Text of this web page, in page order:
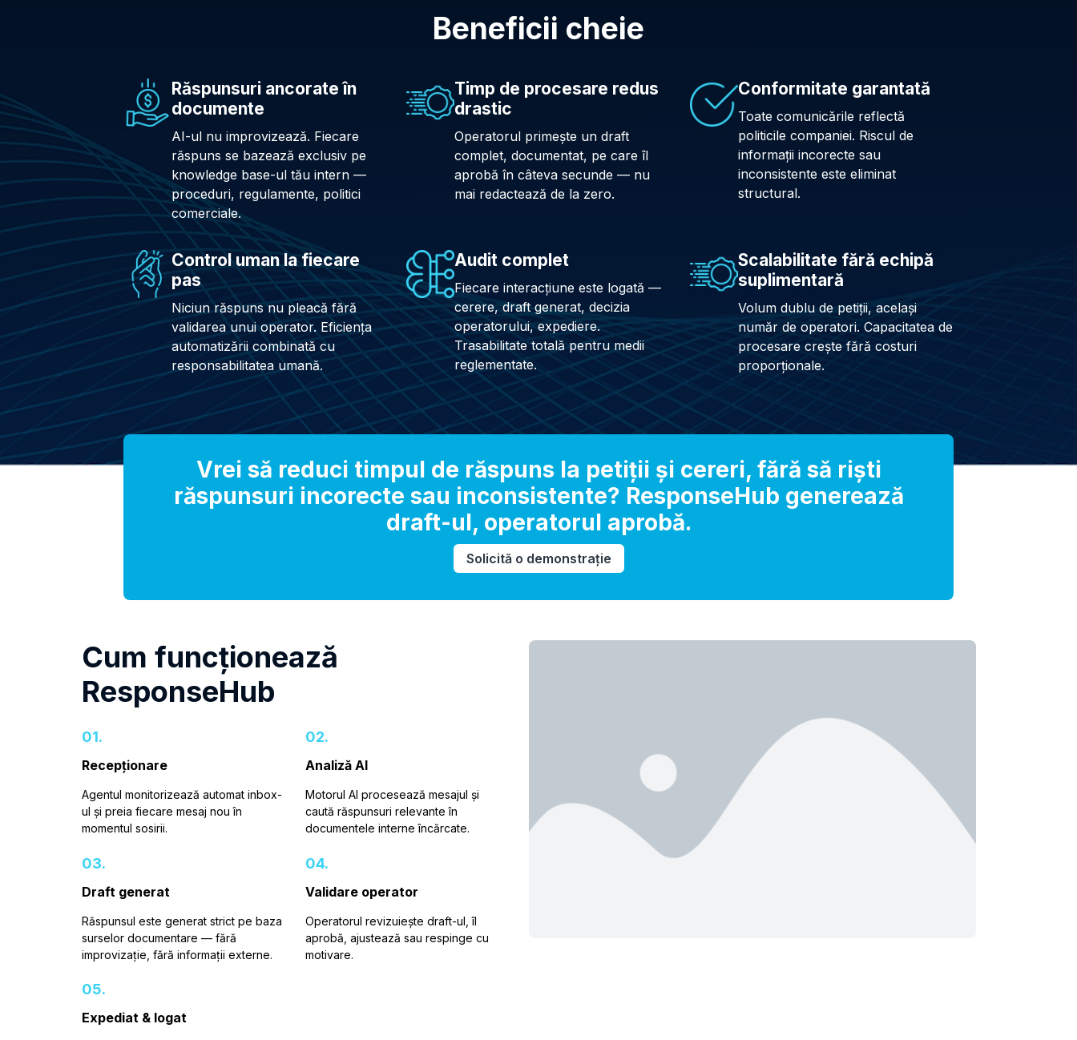
Beneficii cheie
Răspunsuri ancorate în
documente
AI-ul nu improvizează. Fiecare
răspuns se bazează exclusiv pe
knowledge base-ul tău intern —
proceduri, regulamente, politici
comerciale.
Timp de procesare redus
drastic
Operatorul primește un draft
complet, documentat, pe care îl
aprobă în câteva secunde — nu
mai redactează de la zero.
Conformitate garantată
Toate comunicările reflectă
politicile companiei. Riscul de
informații incorecte sau
inconsistente este eliminat
structural.
Control uman la fiecare
pas
Niciun răspuns nu pleacă fără
validarea unui operator. Eficiența
automatizării combinată cu
responsabilitatea umană.
Audit complet
Fiecare interacțiune este logată —
cerere, draft generat, decizia
operatorului, expediere.
Trasabilitate totală pentru medii
reglementate.
Scalabilitate fără echipă
suplimentară
Volum dublu de petiții, același
număr de operatori. Capacitatea de
procesare crește fără costuri
proporționale.
Vrei să reduci timpul de răspuns la petiții și cereri, fără să riști
răspunsuri incorecte sau inconsistente? ResponseHub generează
draft-ul, operatorul aprobă.
Solicită o demonstrație
Cum funcționează
ResponseHub
01.
Recepționare
Agentul monitorizează automat inbox-
ul și preia fiecare mesaj nou în
momentul sosirii.
02.
Analiză AI
Motorul AI procesează mesajul și
caută răspunsuri relevante în
documentele interne încărcate.
03.
Draft generat
Răspunsul este generat strict pe baza
surselor documentare — fără
improvizație, fără informații externe.
04.
Validare operator
Operatorul revizuiește draft-ul, îl
aprobă, ajustează sau respinge cu
motivare.
05.
Expediat & logat